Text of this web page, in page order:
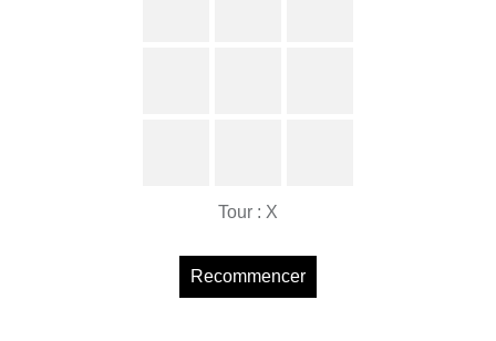
Tour : X
Recommencer